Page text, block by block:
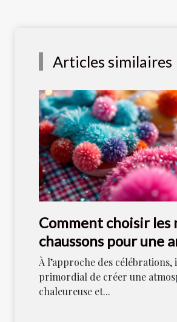
Articles similaires
Comment choisir les
chaussons pour une
festive ?
À l’approche des célébrations,
primordial de créer une
chaleureuse et...